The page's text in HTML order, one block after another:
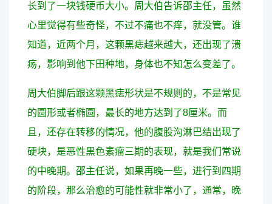
长到了一块钱硬币大小。周大伯告诉邵主任，虽然
心里觉得有些奇怪，不过不痛也不痒，就没管。谁
知道，近两个月，这颗黑痣越来越大，还出现了溃
疡，影响到他下田种地，身体也不知怎么变差了。
周大伯脚后跟这颗黑痣形状是不规则的，不是常见
的圆形或者椭圆，最长的地方达到了8厘米。而
且，还存在转移的情况，他的腹股沟淋巴结出现了
硬块，是恶性黑色素瘤三期的表现，就是我们常说
的中晚期。邵主任说，如果再晚一些，进行到四期
的阶段，那么治愈的可能性就非常小了，通常，晚